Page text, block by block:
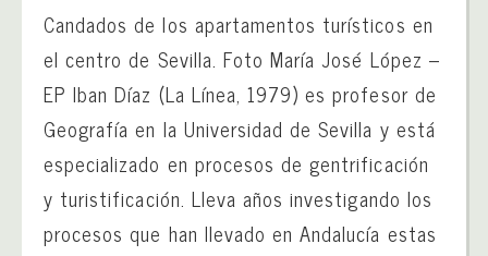
Candados de los apartamentos turísticos en
el centro de Sevilla. Foto María José López –
EP Iban Díaz (La Línea, 1979) es profesor de
Geografía en la Universidad de Sevilla y está
especializado en procesos de gentrificación
y turistificación. Lleva años investigando los
procesos que han llevado en Andalucía estas